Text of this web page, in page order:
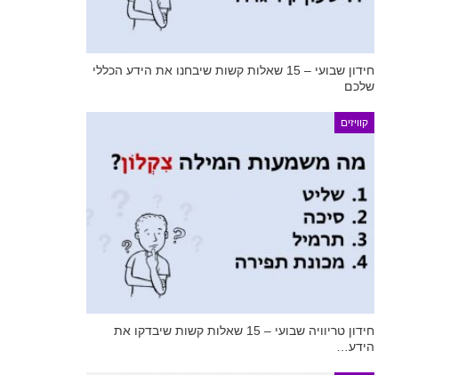
חידון שבועי – 15 שאלות קשות שיבחנו את הידע הכללי
שלכם
קוויזים
חידון טריוויה שבועי – 15 שאלות קשות שיבדקו את
הידע…